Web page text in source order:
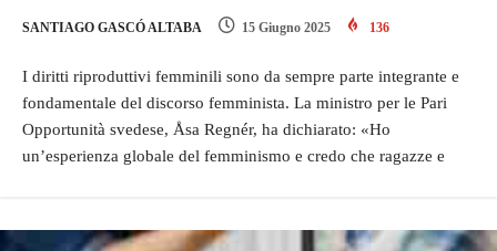
SANTIAGO GASCÓ ALTABA 15 Giugno 2025 136
I diritti riproduttivi femminili sono da sempre parte integrante e
fondamentale del discorso femminista. La ministro per le Pari
Opportunità svedese, Åsa Regnér, ha dichiarato: «Ho
un’esperienza globale del femminismo e credo che ragazze e